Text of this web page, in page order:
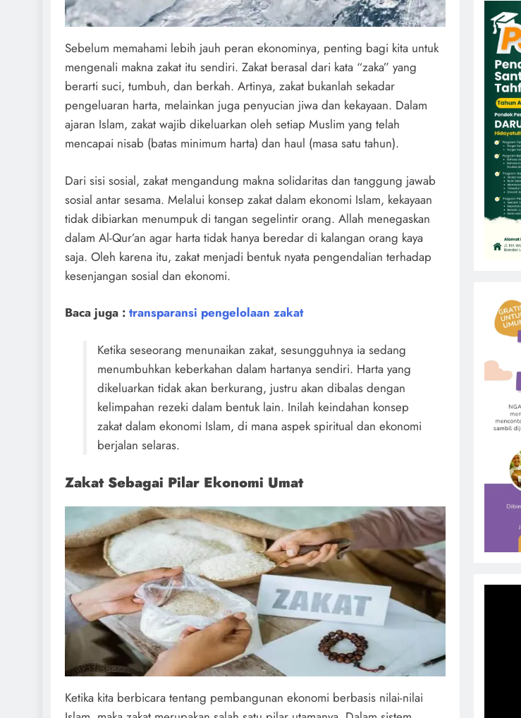
Sebelum memahami lebih jauh peran ekonominya, penting bagi kita untuk
mengenali makna zakat itu sendiri. Zakat berasal dari kata “zaka” yang
berarti suci, tumbuh, dan berkah. Artinya, zakat bukanlah sekadar
pengeluaran harta, melainkan juga penyucian jiwa dan kekayaan. Dalam
ajaran Islam, zakat wajib dikeluarkan oleh setiap Muslim yang telah
mencapai nisab (batas minimum harta) dan haul (masa satu tahun).
Dari sisi sosial, zakat mengandung makna solidaritas dan tanggung jawab
sosial antar sesama. Melalui konsep zakat dalam ekonomi Islam, kekayaan
tidak dibiarkan menumpuk di tangan segelintir orang. Allah menegaskan
dalam Al-Qur’an agar harta tidak hanya beredar di kalangan orang kaya
saja. Oleh karena itu, zakat menjadi bentuk nyata pengendalian terhadap
kesenjangan sosial dan ekonomi.
Baca juga : transparansi pengelolaan zakat
Ketika seseorang menunaikan zakat, sesungguhnya ia sedang
menumbuhkan keberkahan dalam hartanya sendiri. Harta yang
dikeluarkan tidak akan berkurang, justru akan dibalas dengan
kelimpahan rezeki dalam bentuk lain. Inilah keindahan konsep
zakat dalam ekonomi Islam, di mana aspek spiritual dan ekonomi
berjalan selaras.
Zakat Sebagai Pilar Ekonomi Umat
Ketika kita berbicara tentang pembangunan ekonomi berbasis nilai-nilai